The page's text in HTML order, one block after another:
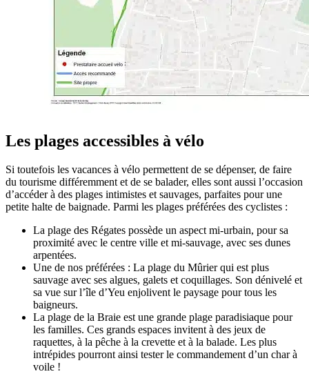
Les plages accessibles à vélo
Si toutefois les vacances à vélo permettent de se dépenser, de faire
du tourisme différemment et de se balader, elles sont aussi l’occasion
d’accéder à des plages intimistes et sauvages, parfaites pour une
petite halte de baignade. Parmi les plages préférées des cyclistes :
La plage des Régates possède un aspect mi-urbain, pour sa
proximité avec le centre ville et mi-sauvage, avec ses dunes
arpentées.
Une de nos préférées : La plage du Mûrier qui est plus
sauvage avec ses algues, galets et coquillages. Son dénivelé et
sa vue sur l’île d’Yeu enjolivent le paysage pour tous les
baigneurs.
La plage de la Braie est une grande plage paradisiaque pour
les familles. Ces grands espaces invitent à des jeux de
raquettes, à la pêche à la crevette et à la balade. Les plus
intrépides pourront ainsi tester le commandement d’un char à
voile !